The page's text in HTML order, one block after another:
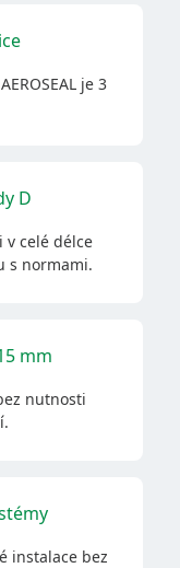
je 3
D
v celé délce
s normami.
mm
nutnosti
instalace bez